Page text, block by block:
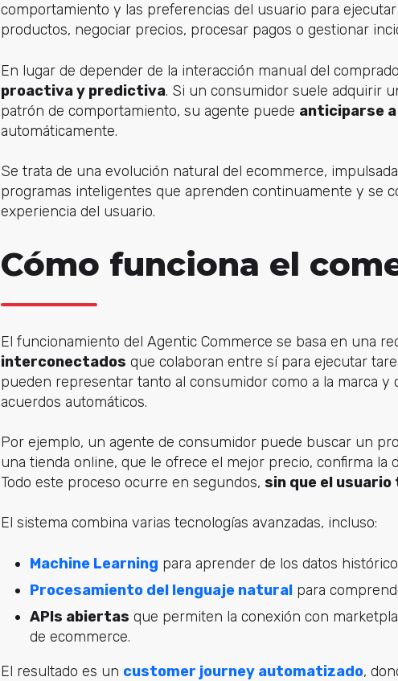
comportamiento y las preferencias del usuario para
productos, negociar precios, procesar pagos o gestionar
En lugar de depender de la interacción manual del
proactiva y predictiva. Si un consumidor suele adquirir
patrón de comportamiento, su agente puede anticiparse
automáticamente.
Se trata de una evolución natural del ecommerce,
programas inteligentes que aprenden continuamente y se
experiencia del usuario.
Cómo funciona el
El funcionamiento del Agentic Commerce se basa en una
interconectados que colaboran entre sí para ejecutar
pueden representar tanto al consumidor como a la marca y
acuerdos automáticos.
Por ejemplo, un agente de consumidor puede buscar un
una tienda online, que le ofrece el mejor precio, confirma la
Todo este proceso ocurre en segundos, sin que el
El sistema combina varias tecnologías avanzadas, incluso:
Machine Learning para aprender de los datos
Procesamiento del lenguaje natural para
APIs abiertas que permiten la conexión con
de ecommerce.
El resultado es un customer journey automatizado,